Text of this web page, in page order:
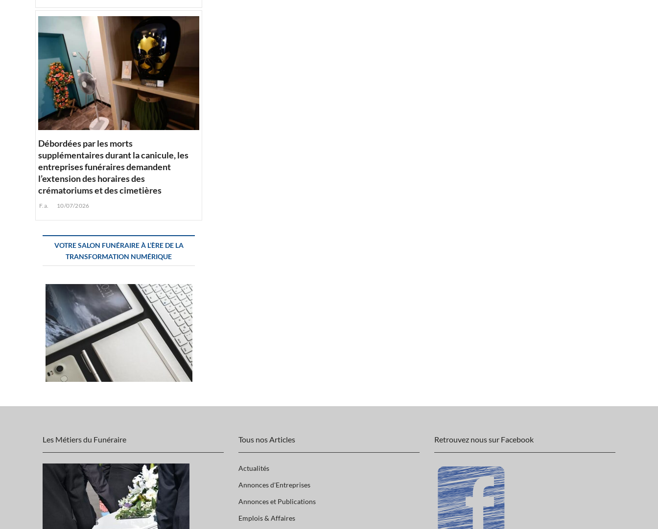
Débordées par les morts
supplémentaires durant la canicule, les
entreprises funéraires demandent
l’extension des horaires des
crématoriums et des cimetières
F.a. 10/07/2026
VOTRE SALON FUNÉRAIRE À L’ÈRE DE LA
TRANSFORMATION NUMÉRIQUE
Les Métiers du Funéraire Tous nos Articles
Actualités
Annonces d'Entreprises
Annonces et Publications
Emplois & Affaires
Retrouvez nous sur Facebook